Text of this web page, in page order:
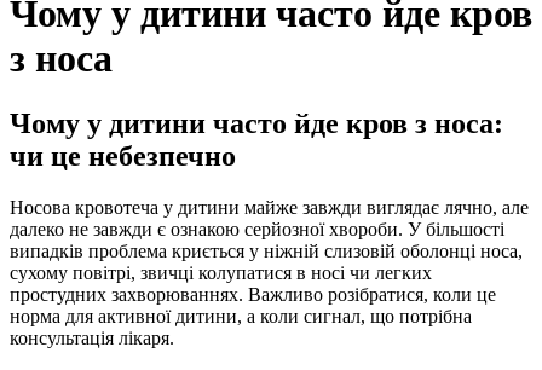
Чому у дитини часто йде кров
з носа
Чому у дитини часто йде кров з носа:
чи це небезпечно
Носова кровотеча у дитини майже завжди виглядає лячно, але
далеко не завжди є ознакою серйозної хвороби. У більшості
випадків проблема криється у ніжній слизовій оболонці носа,
сухому повітрі, звичці колупатися в носі чи легких
простудних захворюваннях. Важливо розібратися, коли це
норма для активної дитини, а коли сигнал, що потрібна
консультація лікаря.